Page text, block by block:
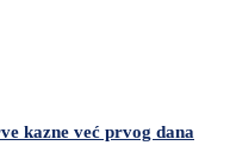
kazne već prvog dana